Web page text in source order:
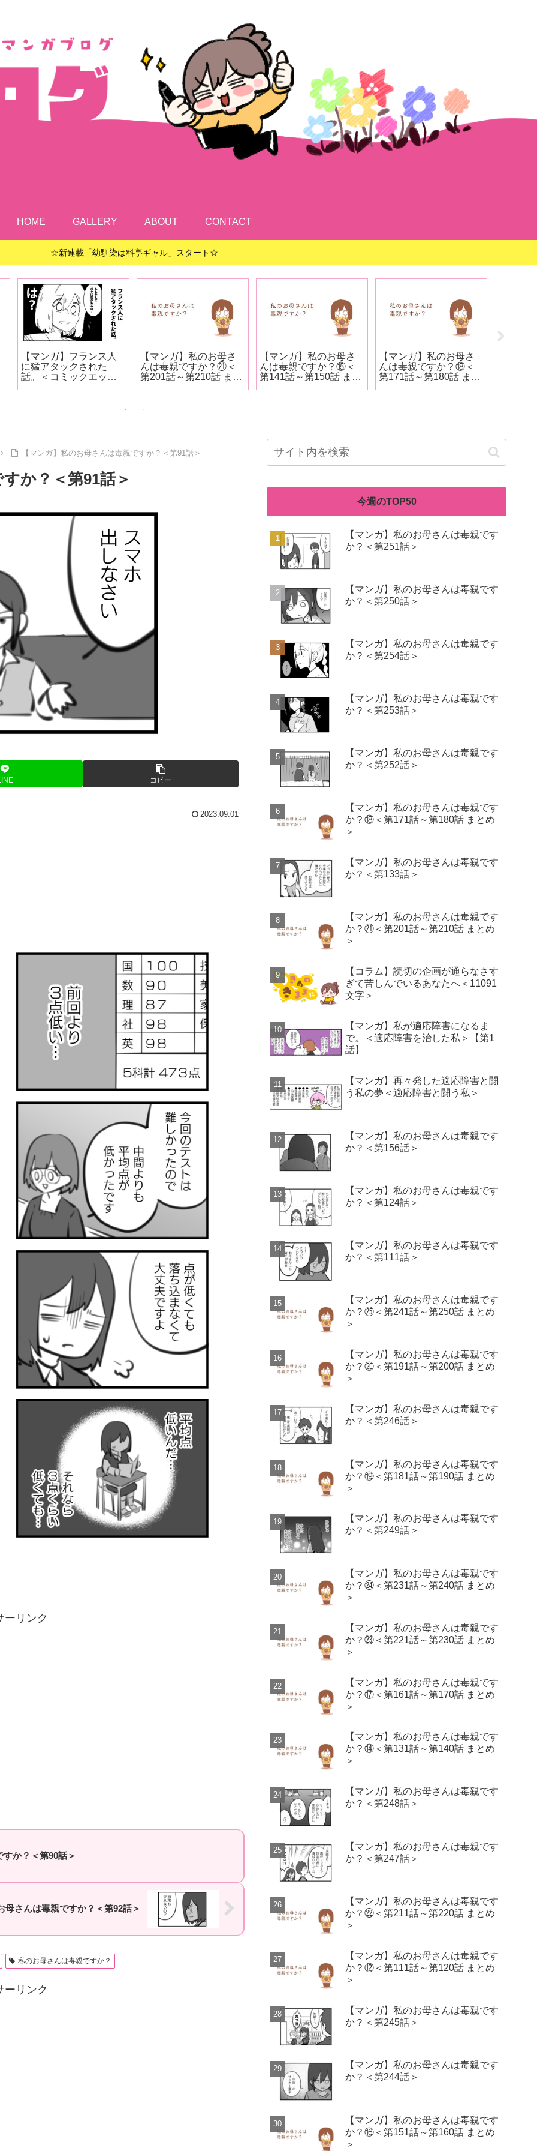
HOME GALLERY ABOUT CONTACT
☆新連載「幼馴染は料亭ギャル」スタート☆
【マンガ】フランス人
に猛アタックされた
話。＜コミックエッセ
【マンガ】私のお母さ
んは毒親ですか？㉑＜
第201話～第210話 まと
【マンガ】私のお母さ
んは毒親ですか？⑮＜
第141話～第150話 まと
【マンガ】私のお母さ
んは毒親ですか？⑱＜
第171話～第180話 まと
【マンガ】私のお母さんは毒親ですか？＜第91話＞
か？＜第91話＞
コピー
2023.09.01
ーリンク
か？＜第90話＞
母さんは毒親ですか？＜第92話＞
私のお母さんは毒親ですか？
ーリンク
今週のTOP50
【マンガ】私のお母さんは毒親です
か？＜第251話＞
【マンガ】私のお母さんは毒親です
か？＜第250話＞
【マンガ】私のお母さんは毒親です
か？＜第254話＞
【マンガ】私のお母さんは毒親です
か？＜第253話＞
【マンガ】私のお母さんは毒親です
か？＜第252話＞
【マンガ】私のお母さんは毒親です
か？⑱＜第171話～第180話 まとめ
＞
【マンガ】私のお母さんは毒親です
か？＜第133話＞
【マンガ】私のお母さんは毒親です
か？㉑＜第201話～第210話 まとめ
＞
【コラム】読切の企画が通らなさす
ぎて苦しんでいるあなたへ＜11091
文字＞
【マンガ】私が適応障害になるま
で。＜適応障害を治した私＞【第1
話】
【マンガ】再々発した適応障害と闘
う私の夢＜適応障害と闘う私＞
【マンガ】私のお母さんは毒親です
か？＜第156話＞
【マンガ】私のお母さんは毒親です
か？＜第124話＞
【マンガ】私のお母さんは毒親です
か？＜第111話＞
【マンガ】私のお母さんは毒親です
か？㉕＜第241話～第250話 まとめ
＞
【マンガ】私のお母さんは毒親です
か？⑳＜第191話～第200話 まとめ
＞
【マンガ】私のお母さんは毒親です
か？＜第246話＞
【マンガ】私のお母さんは毒親です
か？⑲＜第181話～第190話 まとめ
＞
【マンガ】私のお母さんは毒親です
か？＜第249話＞
【マンガ】私のお母さんは毒親です
か？㉔＜第231話～第240話 まとめ
＞
【マンガ】私のお母さんは毒親です
か？㉓＜第221話～第230話 まとめ
＞
【マンガ】私のお母さんは毒親です
か？⑰＜第161話～第170話 まとめ
＞
【マンガ】私のお母さんは毒親です
か？⑭＜第131話～第140話 まとめ
＞
【マンガ】私のお母さんは毒親です
か？＜第248話＞
【マンガ】私のお母さんは毒親です
か？＜第247話＞
【マンガ】私のお母さんは毒親です
か？㉒＜第211話～第220話 まとめ
＞
【マンガ】私のお母さんは毒親です
か？⑫＜第111話～第120話 まとめ
＞
【マンガ】私のお母さんは毒親です
か？＜第245話＞
【マンガ】私のお母さんは毒親です
か？＜第244話＞
【マンガ】私のお母さんは毒親です
か？⑯＜第151話～第160話 まとめ
＞